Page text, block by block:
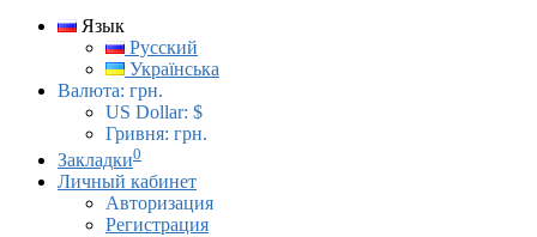
Язык
Русский
Українська
Валюта: грн.
US Dollar: $
Гривня: грн.
Закладки0
Личный кабинет
Авторизация
Регистрация